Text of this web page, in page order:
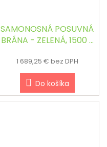
SAMONOSNÁ POSUVNÁ
BRÁNA - ZELENÁ, 1500 x
1 689,25 € bez DPH
Do košíka